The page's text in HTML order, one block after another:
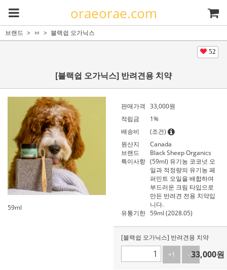
oraeorae.com
브랜드 ㅂ 블랙쉽 오가닉스
52
[블랙쉽 오가닉스] 반려견용 치약
59ml
판매가격 33,000원
적립금
1%
배송비
(조건)
원산지
Canada
브랜드
Black Sheep Organics
특이사항 (59ml) 유기농 코코넛 오
일과 적정량의 유기농 페
퍼민트 오일을 배합하여
부드러운 크림 타입으로
만든 반려견 전용 치약입
니다.
유통기한 59ml (2028.05)
[블랙쉽 오가닉스] 반려견용 치약
+1
-133,000원